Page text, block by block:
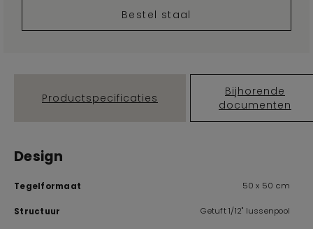
Bestel staal
Productspecificaties
Bijhorende
documenten
Design
Tegelformaat 50 x 50 cm
Structuur Getuft 1/12" lussenpool